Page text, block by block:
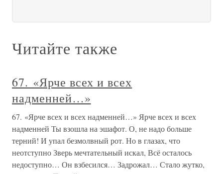
Читайте также
67. «Ярче всех и всех
надменней…»
67. «Ярче всех и всех надменней…» Ярче всех и всех
надменней Ты взошла на эшафот. О, не надо больше
терний! И упал безмолвный рот. Но в глазах, что
неотступно Зверь мечтательный искал, Всё осталось
недоступно… Он взбесился… Задрожал… Стало жутко,